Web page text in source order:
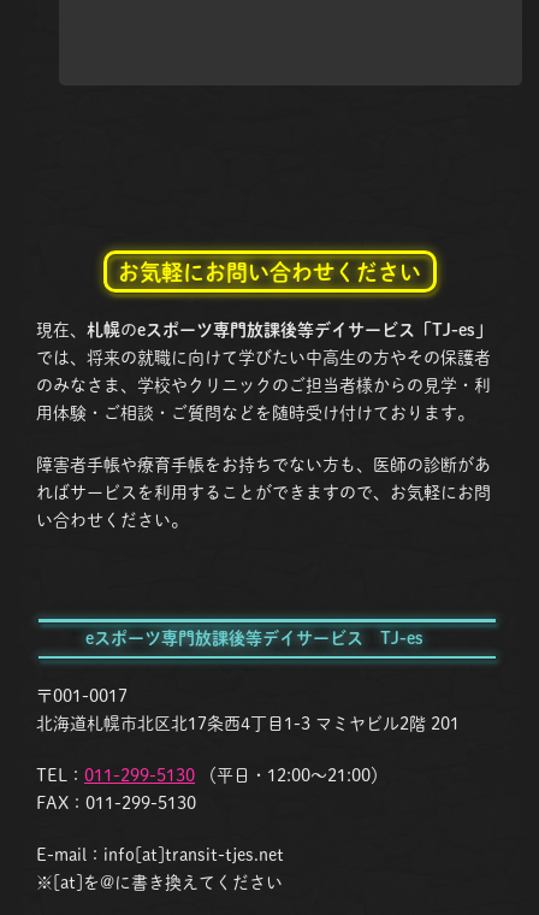
お気軽にお問い合わせください
現在、 札幌のeスポーツ専門放課後等デイサービス「TJ-es」
では、将来の就職に向けて学びたい中高生の方やその保護者
のみなさま、学校やクリニックのご担当者様からの見学・利
用体験・ご相談・ご質問などを随時受け付けております。
障害者手帳や療育手帳をお持ちでない方も、医師の診断があ
ればサービスを利用することができますので、お気軽にお問
い合わせください。
eスポーツ専門放課後等デイサービス TJ-es
〒001-0017
北海道札幌市北区北17条西4丁目1-3 マミヤビル2階 201
TEL： 011-299-5130 （平日・12:00〜21:00）
FAX：011-299-5130
E-mail：info[at]transit-tjes.net
※[at]を@に書き換えてください